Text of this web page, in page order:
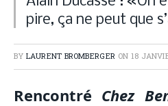
pire, ça ne peut que
BY LAURENT BROMBERGER ON 18
Rencontré Chez